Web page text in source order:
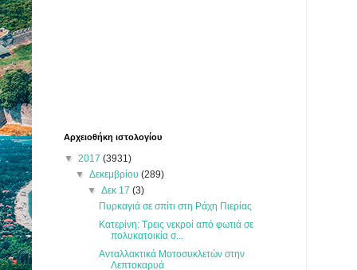
Αρχειοθήκη ιστολογίου
▼ 2017 (3931)
▼Δεκεμβρίου(289)
▼ Δεκ 17 (3)
Πυρκαγιά σε σπίτι στη Ράχη Πιερίας
Κατερίνη: Τρεις νεκροί από φωτιά σε
πολυκατοικία σ...
Ανταλλακτικά Μοτοσυκλετών στην
Λεπτοκαρυά